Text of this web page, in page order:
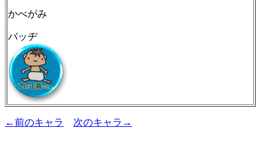
かべがみ
バッヂ
←前のキャラ 次のキャラ→